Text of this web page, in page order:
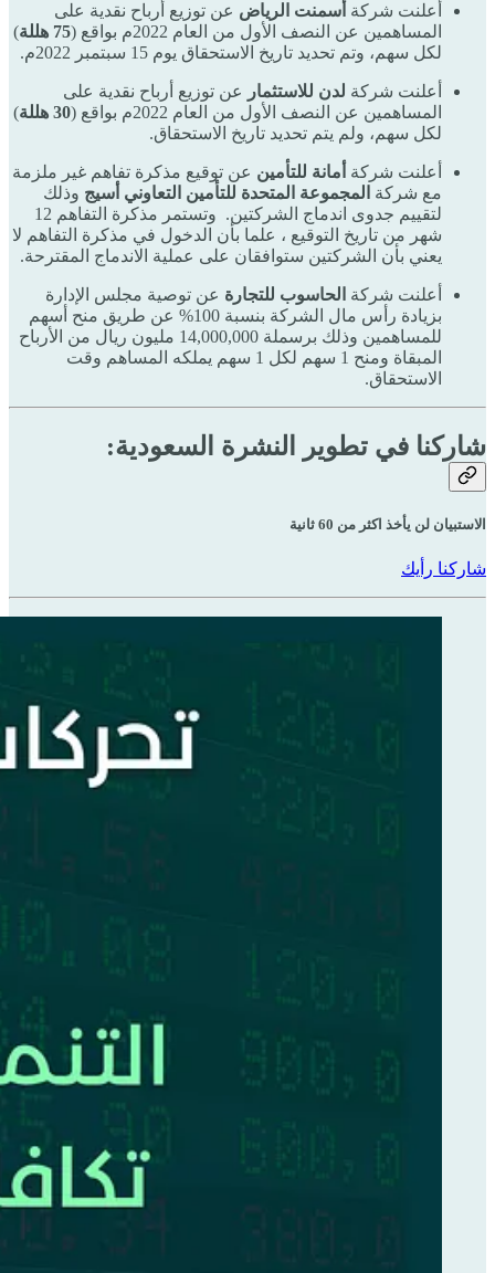
أعلنت شركة أسمنت الرياض عن توزيع أرباح نقدية على
المساهمين عن النصف الأول من العام 2022م بواقع (
75 هللة
)
لكل سهم، وتم تحديد تاريخ الاستحقاق يوم 15 سبتمبر 2022م.
أعلنت شركة لدن للاستثمار
عن توزيع أرباح نقدية على
المساهمين عن النصف الأول من العام 2022م بواقع (
30 هللة
)
لكل سهم، ولم يتم تحديد تاريخ الاستحقاق.
أعلنت شركة أمانة للتأمين عن توقيع مذكرة تفاهم غير ملزمة
مع شركة المجموعة المتحدة للتأمين التعاوني أسيج وذلك
لتقييم جدوى اندماج الشركتين. وتستمر مذكرة التفاهم 12
شهر من تاريخ التوقيع ، علما بأن الدخول في مذكرة التفاهم لا
يعني بأن الشركتين ستوافقان على عملية الاندماج المقترحة.
أعلنت شركة الحاسوب للتجارة عن توصية مجلس الإدارة
بزيادة رأس مال الشركة بنسبة 100% عن طريق منح أسهم
للمساهمين وذلك برسملة 14,000,000 مليون ريال من الأرباح
المبقاة ومنح 1 سهم لكل 1 سهم يملكه المساهم وقت
الاستحقاق.
شاركنا في تطوير النشرة السعودية:
الاستبيان لن يأخذ اكثر من 60 ثانية
شاركنا رأيك